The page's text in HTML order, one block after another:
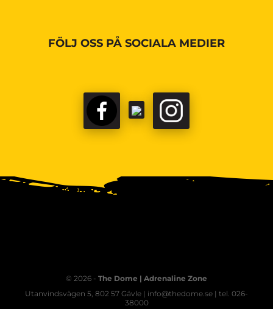
FÖLJ OSS PÅ SOCIALA MEDIER
© 2026 - The Dome | Adrenaline Zone
Utanvindsvägen 5, 802 57 Gävle | info@thedome.se | tel. 026-
38000